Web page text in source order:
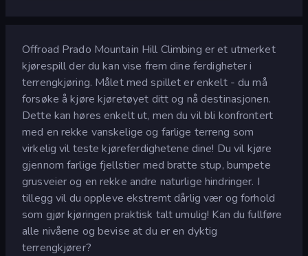
Offroad Prado Mountain Hill Climbing er et utmerket
kjørespill der du kan vise frem dine ferdigheter i
terrengkjøring. Målet med spillet er enkelt - du må
forsøke å kjøre kjøretøyet ditt og nå destinasjonen.
Dette kan høres enkelt ut, men du vil bli konfrontert
med en rekke vanskelige og farlige terreng som
virkelig vil teste kjøreferdighetene dine! Du vil kjøre
gjennom farlige fjellstier med bratte stup, bumpete
grusveier og en rekke andre naturlige hindringer. I
tillegg vil du oppleve ekstremt dårlig vær og forhold
som gjør kjøringen praktisk talt umulig! Kan du fullføre
alle nivåene og bevise at du er en dyktig
terrengkjører?